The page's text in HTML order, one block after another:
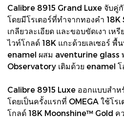
Calibre 8915 Grand Luxe จับคู่
โดยมีโรเตอร์ที่ทำจากทองคำ
เกลียวละเอียด และขอบขัดเงา เ
ไวท์โกลด์ 18K แกะด้วยเลเซอร์ พื้
enamel ผสม aventurine glass
Observatory เติมด้วย enamel
Calibre 8915 Luxe ออกแบบสำ
โดยเป็นครั้งแรกที่ OMEGA ใช้โร
โกลด์ 18K Moonshine™ Gold